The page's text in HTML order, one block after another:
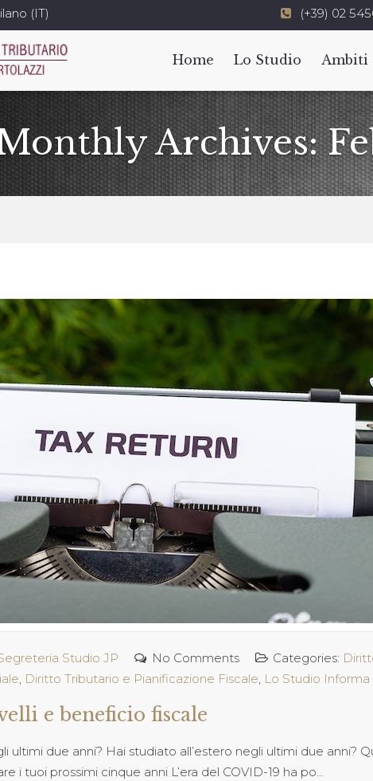
(IT) (+39) 02
Home Lo Studio Ambiti
Archives:
Studio JP No Comments Categories:
, Diritto Tributario e Pianificazione Fiscale, Lo Studio Informa
e beneficio fiscale
ultimi due anni? Hai studiato all’estero negli ultimi due anni?
i tuoi prossimi cinque anni L’era del COVID-19 ha po...